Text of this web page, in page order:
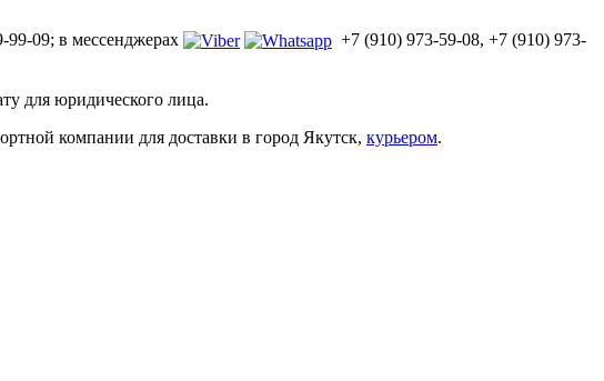
99-09; в мессенджерах
+7 (910) 973-59-08, +7 (910) 973-
для юридического лица.
компании для доставки в город Якутск, курьером.